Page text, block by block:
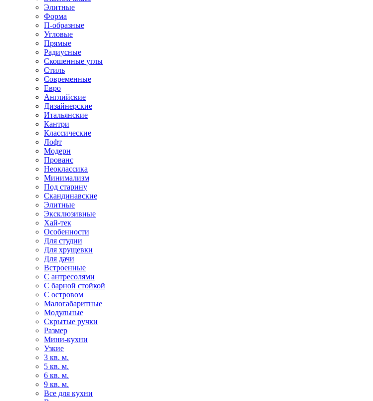
Элитные
Форма
П-образные
Угловые
Прямые
Радиусные
Скошенные углы
Стиль
Современные
Евро
Английские
Дизайнерские
Итальянские
Кантри
Классические
Лофт
Модерн
Прованс
Неоклассика
Минимализм
Под старину
Скандинавские
Элитные
Эксклюзивные
Хай-тек
Особенности
Для студии
Для хрущевки
Для дачи
Встроенные
С антресолями
С барной стойкой
С островом
Малогабаритные
Модульные
Скрытые ручки
Размер
Мини-кухни
Узкие
3 кв. м.
5 кв. м.
6 кв. м.
9 кв. м.
Все для кухни